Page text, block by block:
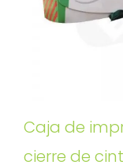
Caja de
cierre de